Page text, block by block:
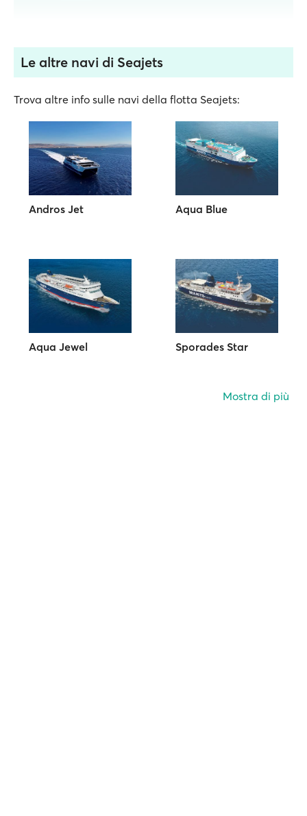
Le altre navi di Seajets
Trova altre info sulle navi della flotta Seajets:
Andros Jet Aqua Blue
Aqua Jewel Sporades Star
Mostra di più